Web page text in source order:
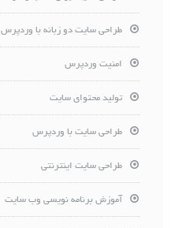
طراحی سایت دو زبانه با وردپرس
امنیت وردپرس
تولید محتوای سایت
طراحی سایت با وردپرس
طراحی سایت اینترنتی
آموزش برنامه نویسی وب سایت